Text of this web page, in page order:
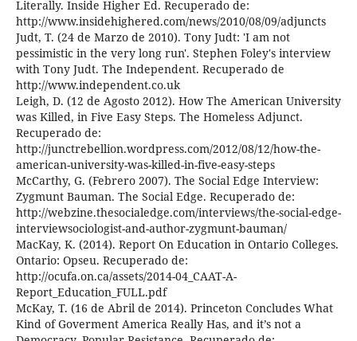
Literally. Inside Higher Ed. Recuperado de:
http://www.insidehighered.com/news/2010/08/09/adjuncts
Judt, T. (24 de Marzo de 2010). Tony Judt: 'I am not
pessimistic in the very long run'. Stephen Foley's interview
with Tony Judt. The Independent. Recuperado de
http://www.independent.co.uk
Leigh, D. (12 de Agosto 2012). How The American University
was Killed, in Five Easy Steps. The Homeless Adjunct.
Recuperado de:
http://junctrebellion.wordpress.com/2012/08/12/how-the-
american-university-was-killed-in-five-easy-steps
McCarthy, G. (Febrero 2007). The Social Edge Interview:
Zygmunt Bauman. The Social Edge. Recuperado de:
http://webzine.thesocialedge.com/interviews/the-social-edge-
interviewsociologist-and-author-zygmunt-bauman/
MacKay, K. (2014). Report On Education in Ontario Colleges.
Ontario: Opseu. Recuperado de:
http://ocufa.on.ca/assets/2014-04_CAAT-A-
Report_Education_FULL.pdf
McKay, T. (16 de Abril de 2014). Princeton Concludes What
Kind of Goverment America Really Has, and it’s not a